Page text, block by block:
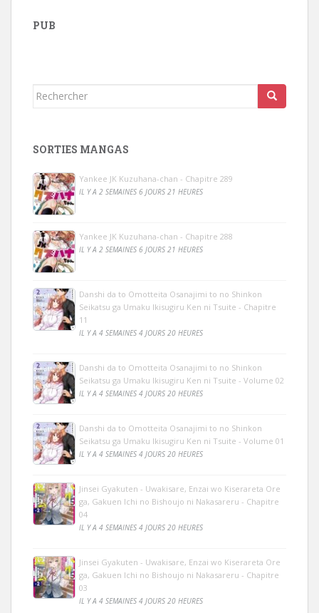
PUB
Rechercher...
SORTIES MANGAS
Yankee JK Kuzuhana-chan - Chapitre 289
IL Y A 2 SEMAINES 6 JOURS 21 HEURES
Yankee JK Kuzuhana-chan - Chapitre 288
IL Y A 2 SEMAINES 6 JOURS 21 HEURES
Danshi da to Omotteita Osanajimi to no Shinkon
Seikatsu ga Umaku Ikisugiru Ken ni Tsuite - Chapitre
11
IL Y A 4 SEMAINES 4 JOURS 20 HEURES
Danshi da to Omotteita Osanajimi to no Shinkon
Seikatsu ga Umaku Ikisugiru Ken ni Tsuite - Volume 02
IL Y A 4 SEMAINES 4 JOURS 20 HEURES
Danshi da to Omotteita Osanajimi to no Shinkon
Seikatsu ga Umaku Ikisugiru Ken ni Tsuite - Volume 01
IL Y A 4 SEMAINES 4 JOURS 20 HEURES
Jinsei Gyakuten - Uwakisare, Enzai wo Kiserareta Ore
ga, Gakuen Ichi no Bishoujo ni Nakasareru - Chapitre
04
IL Y A 4 SEMAINES 4 JOURS 20 HEURES
Jinsei Gyakuten - Uwakisare, Enzai wo Kiserareta Ore
ga, Gakuen Ichi no Bishoujo ni Nakasareru - Chapitre
03
IL Y A 4 SEMAINES 4 JOURS 20 HEURES